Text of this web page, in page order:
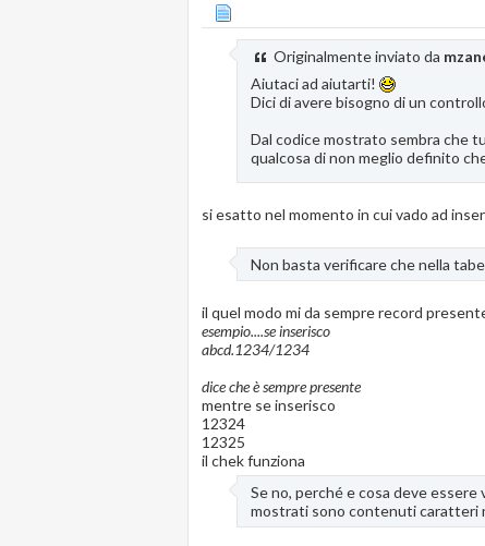
Originalmente inviato da
Aiutaci ad aiutarti!
Dici di avere bisogno di un
Dal codice mostrato sembra che
qualcosa di non meglio definito
si esatto nel momento in cui vado ad
Non basta verificare che nella
il quel modo mi da sempre record
esempio....se inserisco
abcd.1234/1234
dice che è sempre presente
mentre se inserisco
12324
12325
il chek funziona
Se no, perché e cosa deve
mostrati sono contenuti caratteri